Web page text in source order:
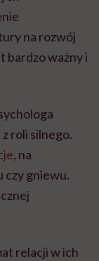
na rozwój
bardzo ważny i
roli silnego.
, na
czy gniewu.
relacji w ich